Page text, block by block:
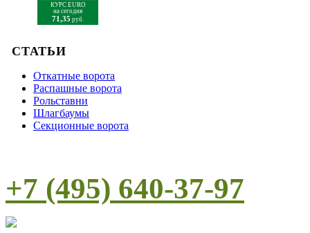
КУРС EURO
на сегодня
71,35 руб.
СТАТЬИ
Откатные ворота
Распашные ворота
Рольставни
Шлагбаумы
Cекционные ворота
+7 (495) 640-37-97